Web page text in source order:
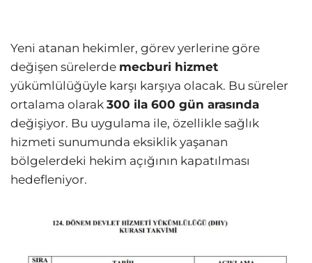
Yeni atanan hekimler, görev yerlerine göre
değişen sürelerde mecburi hizmet
yükümlülüğüyle karşı karşıya olacak. Bu süreler
ortalama olarak 300 ila 600 gün arasında
değişiyor. Bu uygulama ile, özellikle sağlık
hizmeti sunumunda eksiklik yaşanan
bölgelerdeki hekim açığının kapatılması
hedefleniyor.